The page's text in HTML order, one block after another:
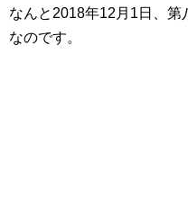
なんと2018年12月1日、第
なのです。